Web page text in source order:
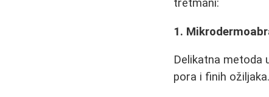
tretmani:
1.
Delikatna metoda
pora i finih ožiljaka.